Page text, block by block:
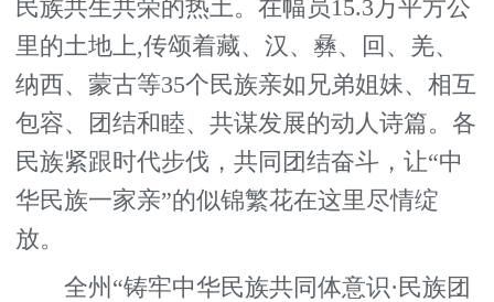
民族共生共荣的热土。在幅员15.3万平方公
里的土地上,传颂着藏、汉、彝、回、羌、
纳西、蒙古等35个民族亲如兄弟姐妹、相互
包容、团结和睦、共谋发展的动人诗篇。各
民族紧跟时代步伐，共同团结奋斗，让“中
华民族一家亲”的似锦繁花在这里尽情绽
放。
全州“铸牢中华民族共同体意识·民族团